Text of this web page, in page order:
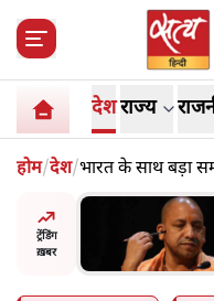
देशराज्य
होम/देश/भारत के साथ बड़ा
किया: ट्रंप
ट्रेंडिंग
ख़बर
पर